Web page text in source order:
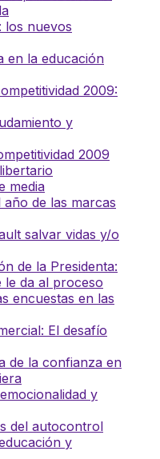
los nuevos
en la educación
2009:
y
2009
media
de las marcas
salvar vidas y/o
de la Presidenta:
le da al proceso
encuestas en las
El desafío
de la confianza en
y
del autocontrol
y